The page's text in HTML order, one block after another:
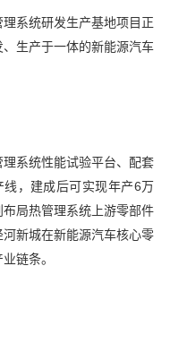
系统研发生产基地项目正
生产于一体的新能源汽车
系统性能试验平台、配套
，建成后可实现年产6万
局热管理系统上游零部件
新城在新能源汽车核心零
链条。